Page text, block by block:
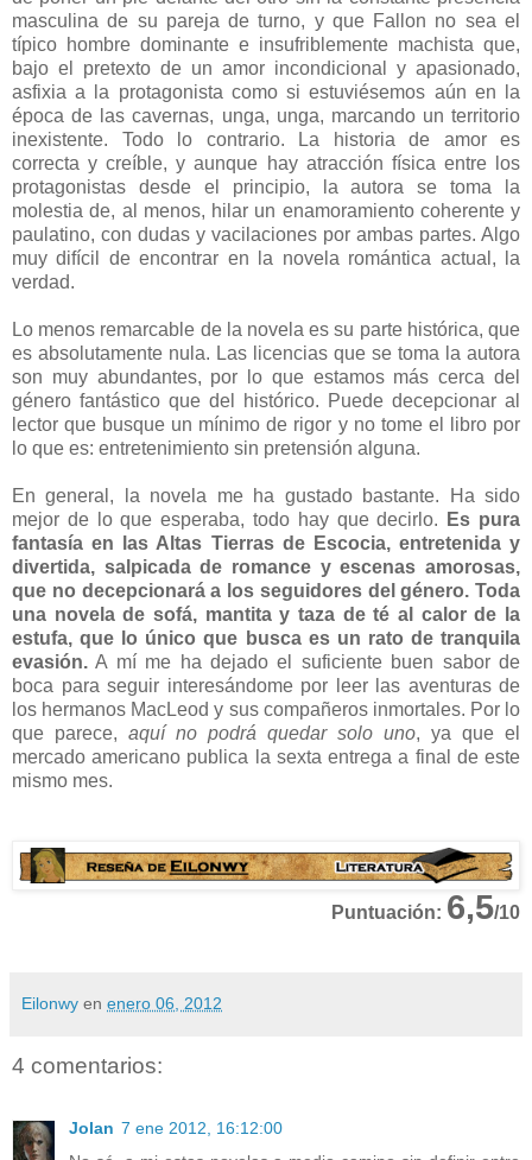
masculina de su pareja de turno, y que Fallon no sea el
típico hombre dominante e insufriblemente machista que,
bajo el pretexto de un amor incondicional y apasionado,
asfixia a la protagonista como si estuviésemos aún en la
época de las cavernas, unga, unga, marcando un territorio
inexistente. Todo lo contrario. La historia de amor es
correcta y creíble, y aunque hay atracción física entre los
protagonistas desde el principio, la autora se toma la
molestia de, al menos, hilar un enamoramiento coherente y
paulatino, con dudas y vacilaciones por ambas partes. Algo
muy difícil de encontrar en la novela romántica actual, la
verdad.
Lo menos remarcable de la novela es su parte histórica, que
es absolutamente nula. Las licencias que se toma la autora
son muy abundantes, por lo que estamos más cerca del
género fantástico que del histórico. Puede decepcionar al
lector que busque un mínimo de rigor y no tome el libro por
lo que es: entretenimiento sin pretensión alguna.
En general, la novela me ha gustado bastante. Ha sido
mejor de lo que esperaba, todo hay que decirlo.
Es pura
fantasía en las Altas Tierras de Escocia, entretenida y
divertida, salpicada de romance y escenas amorosas,
que no decepcionará a los seguidores del género. Toda
una novela de sofá, mantita y taza de té al calor de la
estufa, que lo único que busca es un rato de tranquila
evasión. A mí me ha dejado el suficiente buen sabor de
boca para seguir interesándome por leer las aventuras de
los hermanos MacLeod y sus compañeros inmortales. Por lo
que parece, aquí no podrá quedar solo uno, ya que el
mercado americano publica la sexta entrega a final de este
mismo mes.
Puntuación: 6,5/10
Eilonwy en enero 06, 2012
4 comentarios:
Jolan 7 ene 2012, 16:12:00